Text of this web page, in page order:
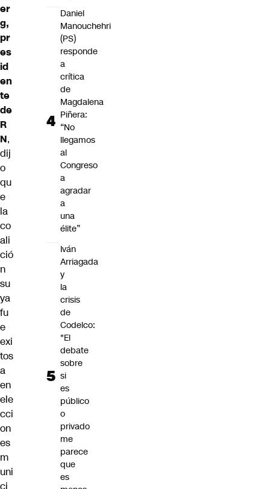
er
g,
pr
es
id
en
te
de
R
N,
dij
o
qu
e
la
co
ali
ció
n
su
ya
fu
e
exi
tos
a
en
ele
cci
on
es
m
uni
ci
Daniel
Manouchehri
(PS)
responde
a
crítica
de
Magdalena
Piñera:
“No
llegamos
al
Congreso
a
agradar
a
una
élite”
Iván
Arriagada
y
la
crisis
de
Codelco:
"El
debate
sobre
si
es
público
o
privado
me
parece
que
es